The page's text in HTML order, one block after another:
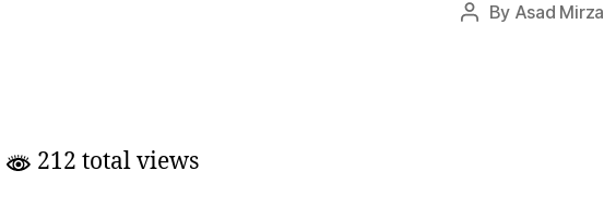
Post
By Asad Mirza
212 total views